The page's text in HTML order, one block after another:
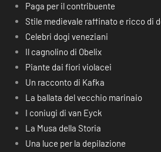
Paga per il contribuente
Stile medievale raffinato e ricco di
Celebri dogi veneziani
Il cagnolino di Obelix
Piante dai fiori violacei
Un racconto di Kafka
La ballata del vecchio marinaio
I coniugi di van Eyck
La Musa della Storia
Una luce per la depilazione